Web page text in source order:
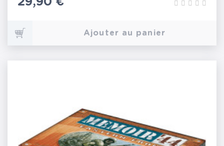
Ajouter au panier